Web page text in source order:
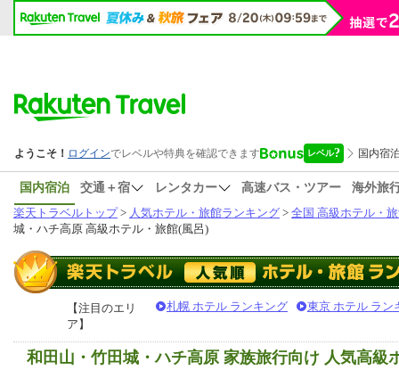
国内宿泊 交通＋宿 レンタカー 高速バス・ツアー
海外旅
楽天トラベルトップ> 人気ホテル・旅館ランキング > 全国 高級ホテル・
城・ハチ高原 高級ホテル・旅館(風呂)
【注目のエリ
ア】
札幌 ホテル ランキング 東京 ホテル ラン
和田山・竹田城・ハチ高原 家族旅行向け 人気高